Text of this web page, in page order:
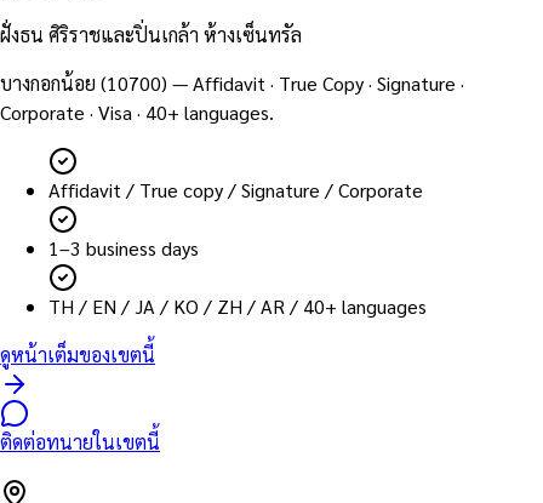
ฝั่งธน ศิริราชและปิ่นเกล้า ห้างเซ็นทรัล
บางกอกน้อย (10700) — Affidavit · True Copy · Signature ·
Corporate · Visa · 40+ languages.
Affidavit / True copy / Signature / Corporate
1–3 business days
TH / EN / JA / KO / ZH / AR / 40+ languages
ดูหน้าเต็มของเขตนี้
ติดต่อทนายในเขตนี้